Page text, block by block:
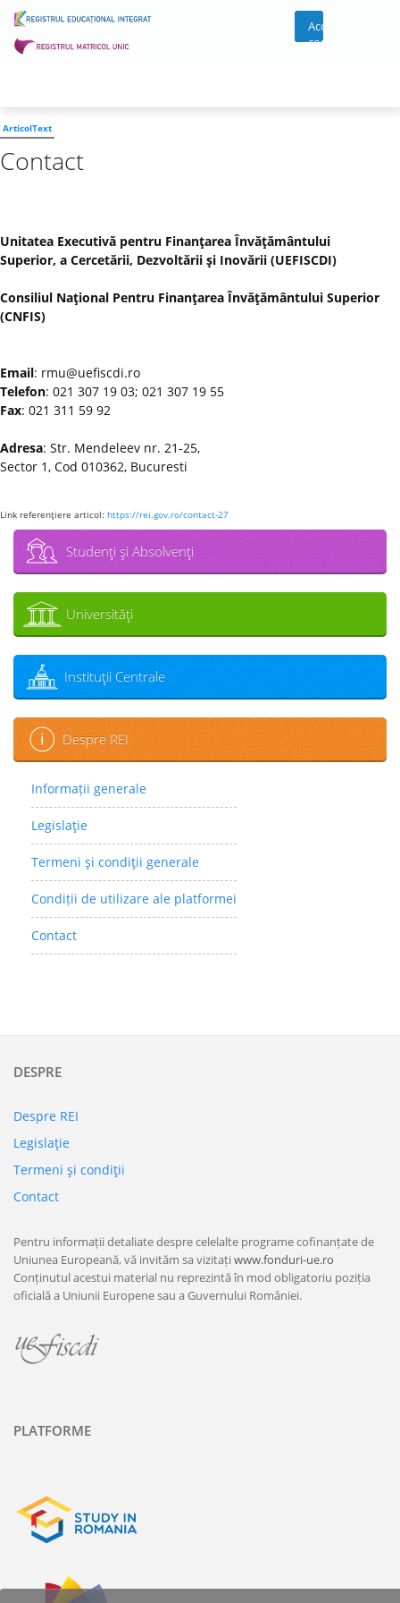
Acces
cont
ArticolText
Contact
Unitatea Executivă pentru Finanţarea Învăţământului
Superior, a Cercetării, Dezvoltării şi Inovării (UEFISCDI)
Consiliul Naţional Pentru Finanţarea Învăţământului Superior
(CNFIS)
Email: rmu@uefiscdi.ro
Telefon: 021 307 19 03; 021 307 19 55
Fax: 021 311 59 92
Adresa: Str. Mendeleev nr. 21-25,
Sector 1, Cod 010362, Bucuresti
Link referenţiere articol: https://rei.gov.ro/contact-27
Studenţi şi Absolvenţi
Universităţi
Instituţii Centrale
Despre REI
Informații generale
Legislaţie
Termeni şi condiţii generale
Condiții de utilizare ale platformei
Contact
DESPRE
Despre REI
Legislaţie
Termeni şi condiţii
Contact
Pentru informații detaliate despre celelalte programe cofinanțate de
Uniunea Europeană, vă invităm sa vizitațiwww.fonduri-ue.ro
Conținutul acestui material nu reprezintă în mod obligatoriu poziția
oficială a Uniunii Europene sau a Guvernului României.
PLATFORME